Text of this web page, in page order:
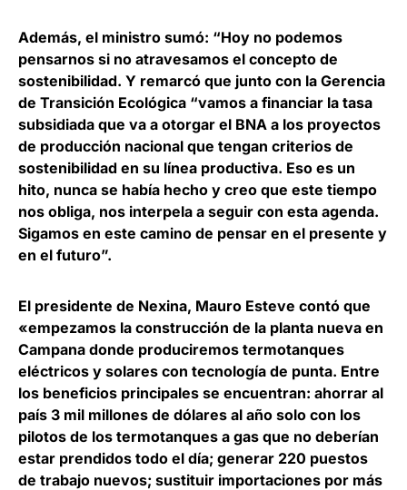
Además, el ministro sumó: “Hoy no podemos
pensarnos si no atravesamos el concepto de
sostenibilidad. Y remarcó que junto con la Gerencia
de Transición Ecológica “vamos a financiar la tasa
subsidiada que va a otorgar el BNA a los proyectos
de producción nacional que tengan criterios de
sostenibilidad en su línea productiva. Eso es un
hito, nunca se había hecho y creo que este tiempo
nos obliga, nos interpela a seguir con esta agenda.
Sigamos en este camino de pensar en el presente y
en el futuro”.
El presidente de Nexina, Mauro Esteve contó que
«empezamos la construcción de la planta nueva en
Campana donde produciremos termotanques
eléctricos y solares con tecnología de punta. Entre
los beneficios principales se encuentran: ahorrar al
país 3 mil millones de dólares al año solo con los
pilotos de los termotanques a gas que no deberían
estar prendidos todo el día; generar 220 puestos
de trabajo nuevos; sustituir importaciones por más